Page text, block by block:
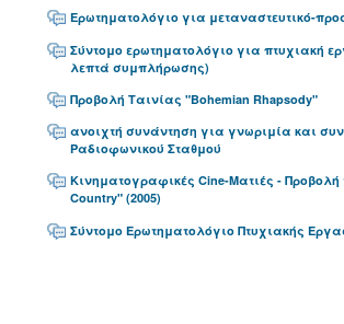
Ερωτηματολόγιο για μεταναστευτικό-
Σύντομο ερωτηματολόγιο για πτυχιακή
λεπτά συμπλήρωσης)
Προβολή Ταινίας "Bohemian Rhapsody"
ανοιχτή συνάντηση για γνωριμία και
Ραδιοφωνικού Σταθμού
Κινηματογραφικές Cine-Ματιές - Προβολή
Country" (2005)
Σύντομο Ερωτηματολόγιο Πτυχιακής